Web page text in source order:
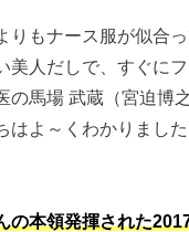
りもナース服が似合
美人だしで、すぐに
の馬場 武蔵（宮迫博
はよ～くわかりまし
の本領発揮された